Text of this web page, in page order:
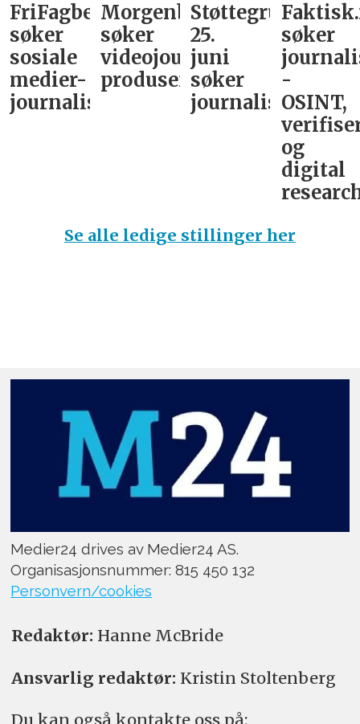
FriFagbevegelse
søker
sosiale
medier-
journalist
Morgenbladet
søker
videojournalist/podkast-
produsent
Støttegruppa
25.
juni
søker
journalist
søker
-
OSINT,
og
digital
Se alle ledige stillinger her
Medier24 drives av Medier24 AS.
Organisasjonsnummer: 815 450 132
Personvern/cookies
Redaktør: Hanne McBride
Ansvarlig redaktør: Kristin Stoltenberg
Du kan også kontakte oss på: